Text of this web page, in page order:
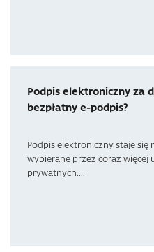
Podpis elektroniczny za
bezpłatny e-podpis?
Podpis elektroniczny staje się
wybierane przez coraz
prywatnych....